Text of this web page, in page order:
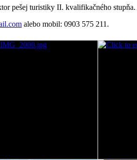
pešej turistiky II. kvalifikačného stupňa.
alebo mobil: 0903 575 211.